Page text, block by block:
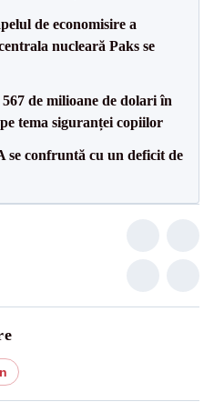
de economisire a
nucleară Paks se
de milioane de dolari în
tema siguranței copiilor
se confruntă cu un deficit de